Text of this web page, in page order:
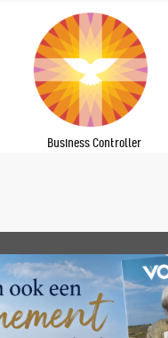
Business Controller